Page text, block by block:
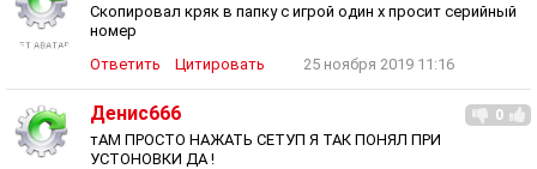
Скопировал кряк в папку с игрой один х просит серийный
номер
Ответить
Цитировать 25 ноября 2019 11:16
0
Денис666
тАМ ПРОСТО НАЖАТЬ СЕТУП Я ТАК ПОНЯЛ ПРИ
УСТОНОВКИ ДА !